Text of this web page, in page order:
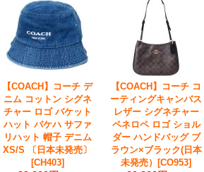
【COACH】コーチ デ
ニム コットン シグネ
チャー ロゴ バケット
ハット バケハ サファ
リハット 帽子 デニム
XS/S 〔日本未発売〕
[CH403]
【COACH】コーチ コ
ーティングキャンバス
レザー シグネチャー
ペネロペ ロゴ ショル
ダー ハンドバッグ ブ
ラウン×ブラック(日本
未発売）
[CO953]